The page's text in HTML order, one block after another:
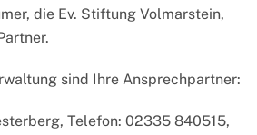
die Ev. Stiftung Volmarstein,
sind Ihre Ansprechpartner:
Telefon: 02335 840515,